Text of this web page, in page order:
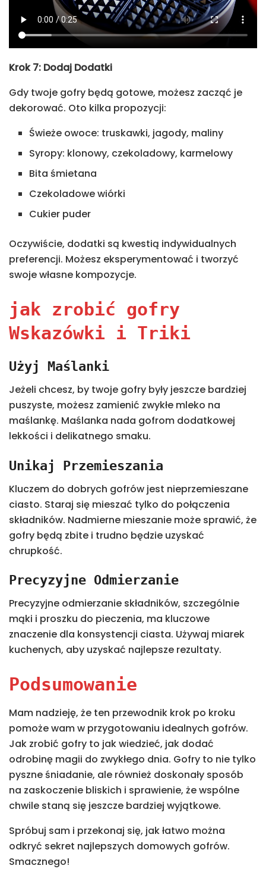
Krok 7: Dodaj Dodatki
Gdy twoje gofry będą gotowe, możesz zacząć je
dekorować. Oto kilka propozycji:
Świeże owoce: truskawki, jagody, maliny
Syropy: klonowy, czekoladowy, karmelowy
Bita śmietana
Czekoladowe wiórki
Cukier puder
Oczywiście, dodatki są kwestią indywidualnych
preferencji. Możesz eksperymentować i tworzyć
swoje własne kompozycje.
jak zrobić gofry
Wskazówki i Triki
Użyj Maślanki
Jeżeli chcesz, by twoje gofry były jeszcze bardziej
puszyste, możesz zamienić zwykłe mleko na
maślankę. Maślanka nada gofrom dodatkowej
lekkości i delikatnego smaku.
Unikaj Przemieszania
Kluczem do dobrych gofrów jest nieprzemieszane
ciasto. Staraj się mieszać tylko do połączenia
składników. Nadmierne mieszanie może sprawić, że
gofry będą zbite i trudno będzie uzyskać
chrupkość.
Precyzyjne Odmierzanie
Precyzyjne odmierzanie składników, szczególnie
mąki i proszku do pieczenia, ma kluczowe
znaczenie dla konsystencji ciasta. Używaj miarek
kuchenych, aby uzyskać najlepsze rezultaty.
Podsumowanie
Mam nadzieję, że ten przewodnik krok po kroku
pomoże wam w przygotowaniu idealnych gofrów.
Jak zrobić gofry to jak wiedzieć, jak dodać
odrobinę magii do zwykłego dnia. Gofry to nie tylko
pyszne śniadanie, ale również doskonały sposób
na zaskoczenie bliskich i sprawienie, że wspólne
chwile staną się jeszcze bardziej wyjątkowe.
Spróbuj sam i przekonaj się, jak łatwo można
odkryć sekret najlepszych domowych gofrów.
Smacznego!